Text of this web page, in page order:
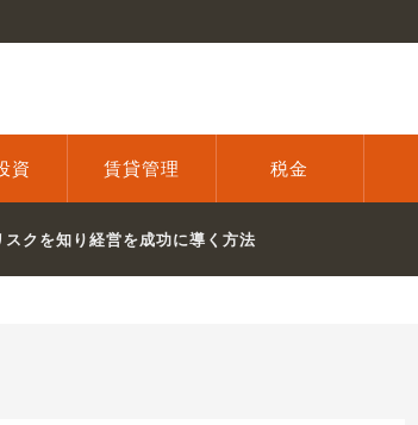
資 賃貸管理 税金
スクを知り経営を成功に導く方法